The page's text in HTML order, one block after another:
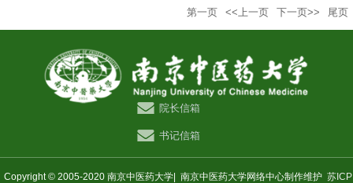
第一页 <<上一页 下一页>> 尾页
院长信箱
书记信箱
Copyright © 2005-2020 南京中医药大学| 南京中医药大学网络中心制作维护 苏ICP